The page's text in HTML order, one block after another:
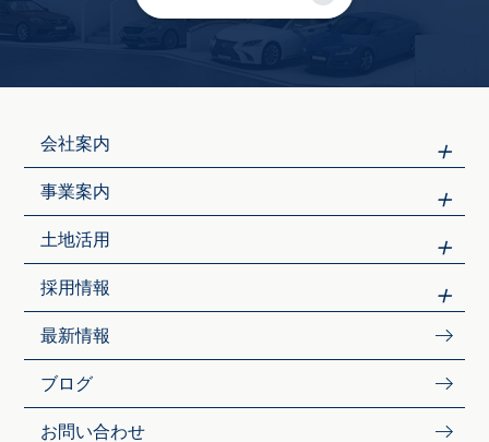
会社案内
事業案内
土地活用
採用情報
最新情報
ブログ
お問い合わせ